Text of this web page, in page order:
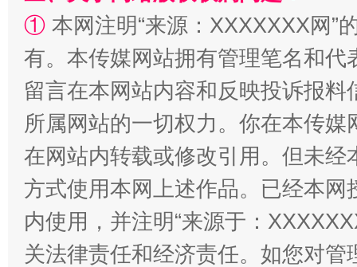
阿坝州三大球赛在茂县开幕 规模
① 本网注明“来源：XXXXXXX网”
有。本传媒网站拥有管理笔名和
留言在本网站内容和反映投诉报
所属网站的一切权力。你在本传
在网站内转载或修改引用。但未
方式使用本网上述作品。已经本
内使用，并注明“来源于：
关法律责任和经济责任。如您对